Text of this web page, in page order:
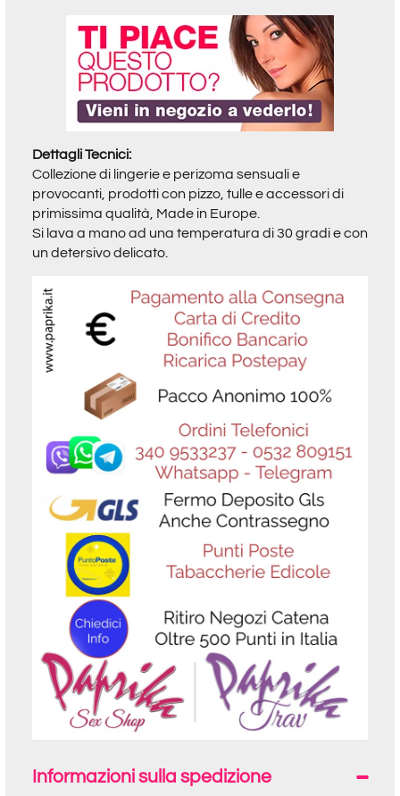
Dettagli Tecnici:
Collezione di lingerie e perizoma sensuali e
provocanti, prodotti con pizzo, tulle e accessori di
primissima qualità, Made in Europe.
Si lava a mano ad una temperatura di 30 gradi e con
un detersivo delicato.
Informazioni sulla spedizione